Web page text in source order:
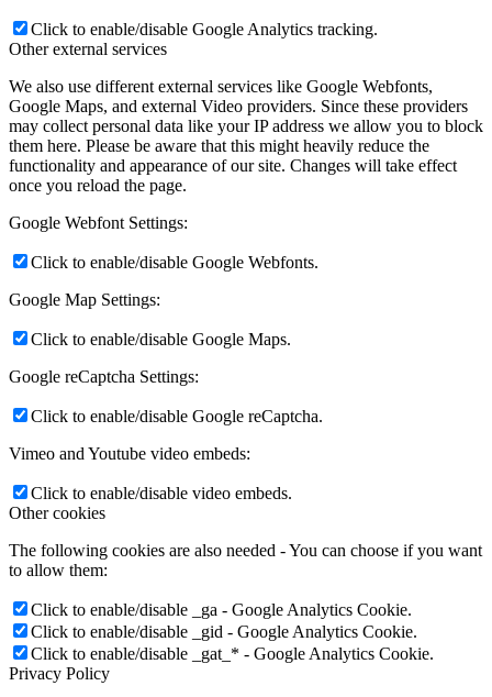
Click to enable/disable Google Analytics tracking.
Other external services
We also use different external services like Google Webfonts,
Google Maps, and external Video providers. Since these providers
may collect personal data like your IP address we allow you to block
them here. Please be aware that this might heavily reduce the
functionality and appearance of our site. Changes will take effect
once you reload the page.
Google Webfont Settings:
Click to enable/disable Google Webfonts.
Google Map Settings:
Click to enable/disable Google Maps.
Google reCaptcha Settings:
Click to enable/disable Google reCaptcha.
Vimeo and Youtube video embeds:
Click to enable/disable video embeds.
Other cookies
The following cookies are also needed - You can choose if you want
to allow them:
Click to enable/disable _ga - Google Analytics Cookie.
Click to enable/disable _gid - Google Analytics Cookie.
Click to enable/disable _gat_* - Google Analytics Cookie.
Privacy Policy